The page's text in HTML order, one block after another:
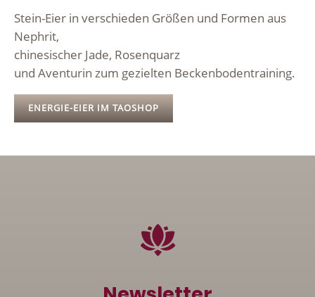
Stein-Eier in verschieden Größen und Formen aus
Nephrit,
chinesischer Jade, Rosenquarz
und Aventurin zum gezielten Beckenbodentraining.
ENERGIE-EIER IM TAOSHOP